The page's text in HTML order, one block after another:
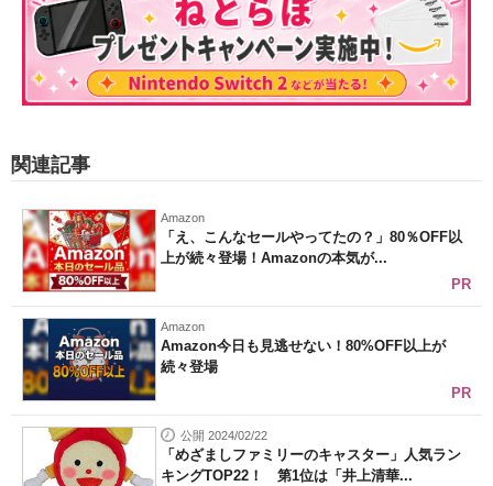
関連記事
Amazon
「え、こんなセールやってたの？」80％OFF以
上が続々登場！Amazonの本気が...
PR
Amazon
Amazon今日も見逃せない！80%OFF以上が
続々登場
PR
公開 2024/02/22
「めざましファミリーのキャスター」人気ラン
キングTOP22！ 第1位は「井上清華...